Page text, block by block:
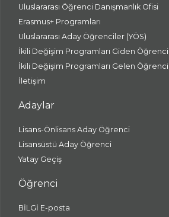
Uluslararası Öğrenci Danışmanlık Ofisi
Erasmus+ Programları
Uluslararası Aday Öğrenciler (YÖS)
İkili Değişim Programları Giden Öğrenci
İkili Değişim Programları Gelen Öğrenci
İletişim
Adaylar
Lisans-Önlisans Aday Öğrenci
Lisansüstü Aday Öğrenci
Yatay Geçiş
Öğrenci
BİLGİ E-posta